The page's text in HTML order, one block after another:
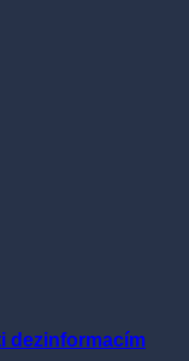
dezinformacím